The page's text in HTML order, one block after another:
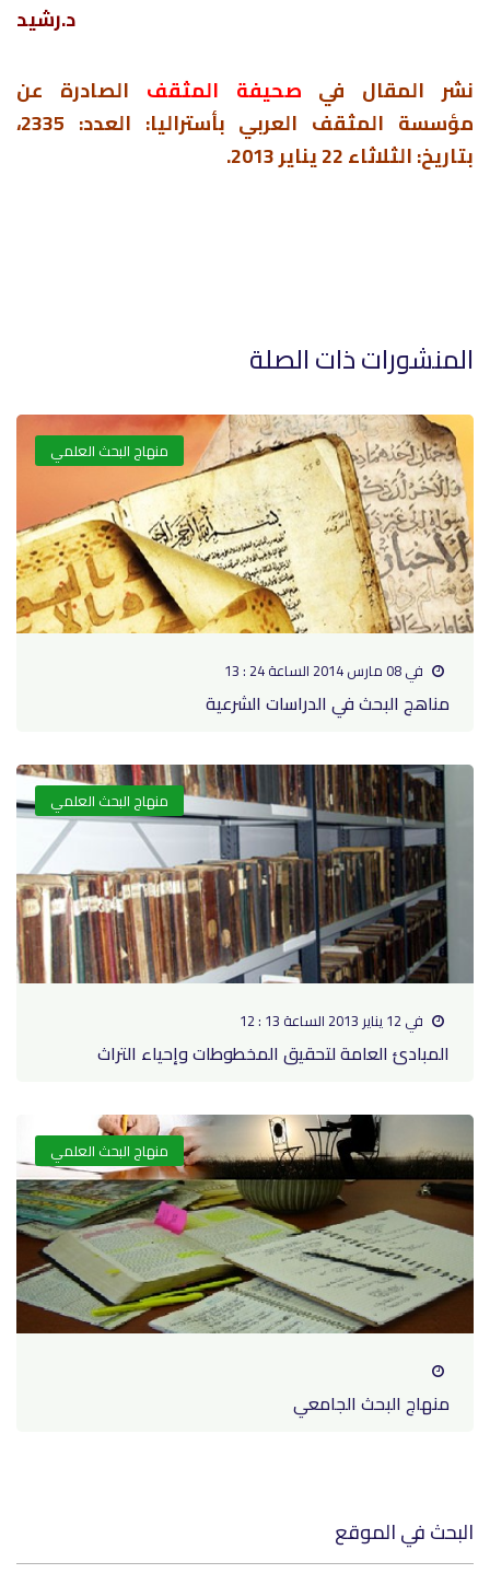
د.رشيد
نشر المقال في صحيفة المثقف الصادرة عن
مؤسسة المثقف العربي بأستراليا: العدد: 2335،
بتاريخ: الثلاثاء 22 يناير 2013.
المنشورات ذات الصلة
منهاج البحث العلمي
في 08 مارس 2014 الساعة 24 : 13
مناهج البحث في الدراسات الشرعية
منهاج البحث العلمي
في 12 يناير 2013 الساعة 13 : 12
المبادئ العامة لتحقيق المخطوطات وإحياء التراث
منهاج البحث العلمي
منهاج البحث الجامعي
البحث في الموقع